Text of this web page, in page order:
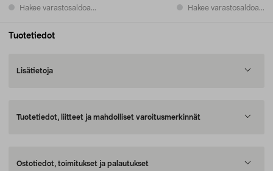
Hakee varastosaldoa... Hakee varastosaldoa...
Tuotetiedot
Lisätietoja
Tuotetiedot, liitteet ja mahdolliset varoitusmerkinnät
Ostotiedot, toimitukset ja palautukset